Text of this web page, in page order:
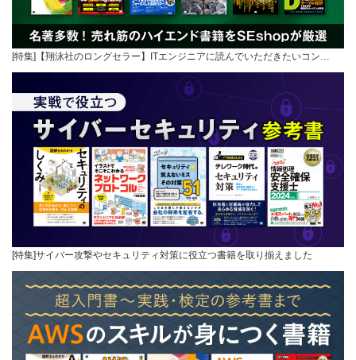
[特集]【翔泳社のロングセラー】ITエンジニアに読んでいただきたいコン…
[特集]サイバー攻撃やセキュリティ対策に役立つ書籍を取り揃えました